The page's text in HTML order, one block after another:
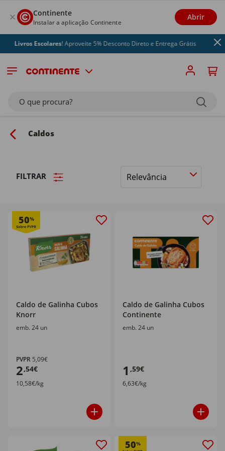
Continente
Instalar a aplicação Continente
Abrir
Escolares! Aproveite 5% Desconto Direto e Entrega Grátis
O que procura?
Caldos
FILTRAR
Ordenar
50%
Caldo de Galinha Cubos
Knorr
emb. 24 un
PVPR 5,09€
2,54€
10,58€/kg
Caldo de Galinha Cubos
Continente
emb. 24 un
1 ,59€
6,63€/kg
50%